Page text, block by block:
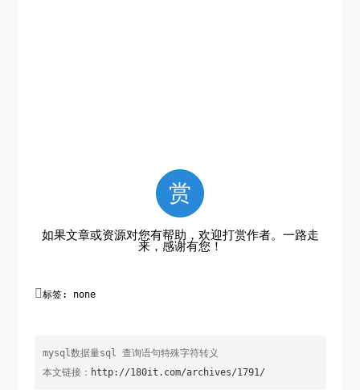
赏
如果文章或资源对您有帮助，欢迎打赏作者。一路走
来，感谢有您！
标签: none
mysql数据量sql 查询语句特殊字符转义
本文链接： http://180it.com/archives/1791/